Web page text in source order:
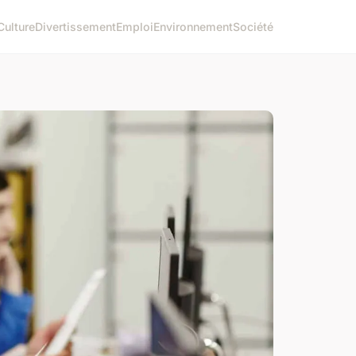
DivertissementEmploiEnvironnementSociété